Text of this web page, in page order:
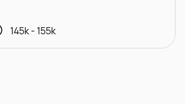
145k - 155k